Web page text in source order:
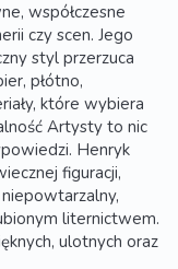
współczesne
czy scen. Jego
styl przerzuca
płótno,
które wybiera
Artysty to nic
Henryk
figuracji,
liternictwem.
ulotnych oraz